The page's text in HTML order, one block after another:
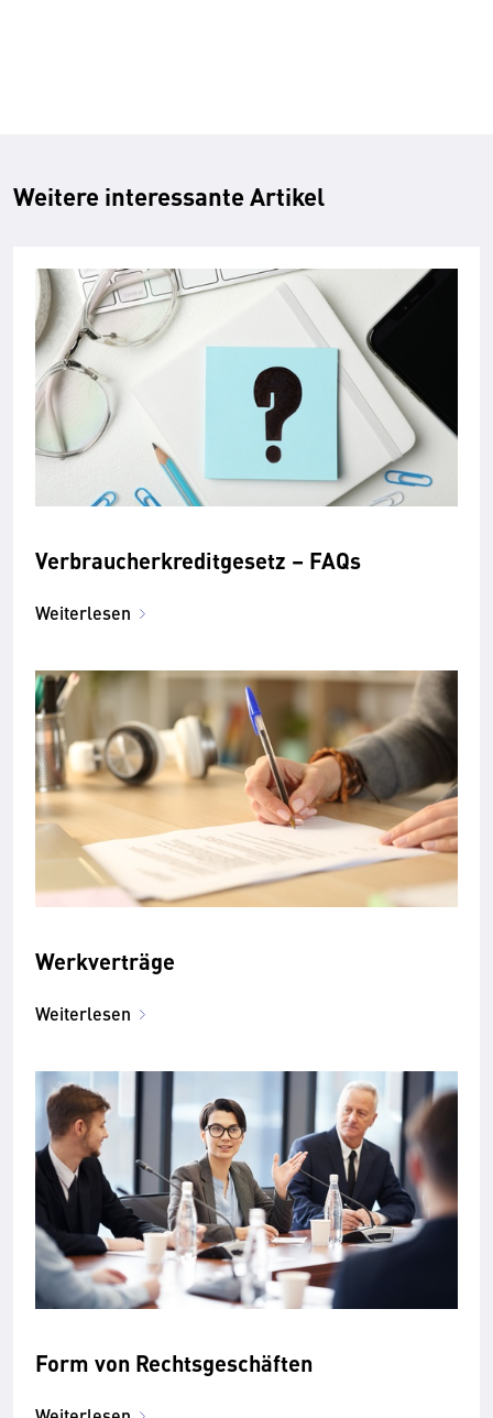
Weitere interessante Artikel
Verbraucherkreditgesetz – FAQs
Weiterlesen
Werkverträge
Weiterlesen
Form von Rechtsgeschäften